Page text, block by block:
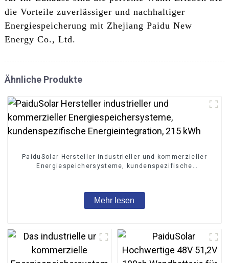
die Vorteile zuverlässiger und nachhaltiger
Energiespeicherung mit Zhejiang Paidu New
Energy Co., Ltd.
Ähnliche Produkte
PaiduSolar Hersteller industrieller und kommerzieller
Energiespeichersysteme, kundenspezifische
Mehr lesen